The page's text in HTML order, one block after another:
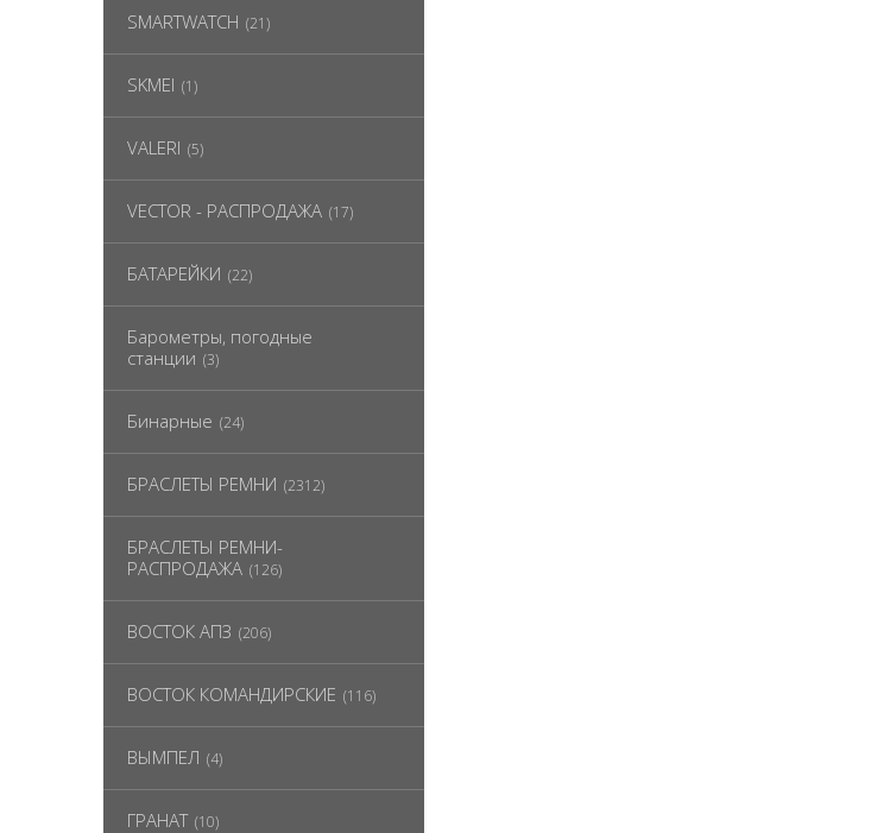
SMARTWATCH (21)
SKMEI (1)
VALERI (5)
VECTOR - РАСПРОДАЖА (17)
БАТАРЕЙКИ (22)
Барометры, погодные
станции (3)
Бинарные (24)
БРАСЛЕТЫ РЕМНИ (2312)
БРАСЛЕТЫ РЕМНИ-
РАСПРОДАЖА (126)
ВОСТОК АПЗ (206)
ВОСТОК КОМАНДИРСКИЕ (116)
ВЫМПЕЛ (4)
ГРАНАТ (10)